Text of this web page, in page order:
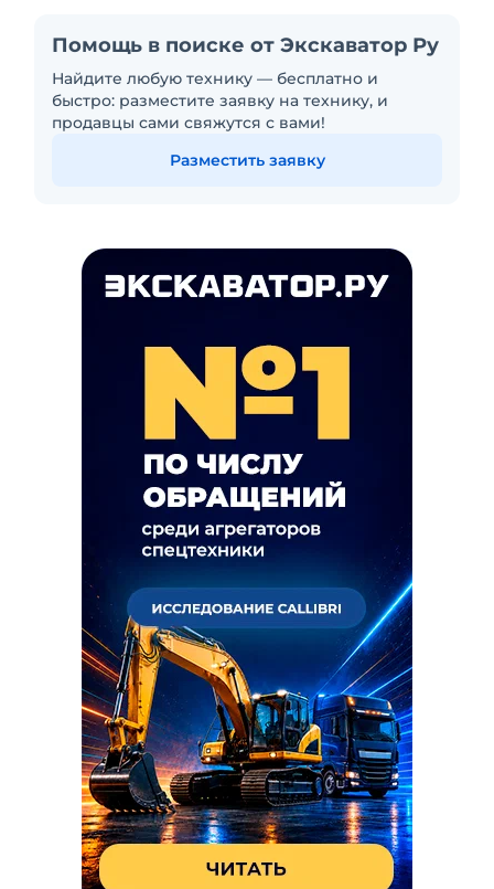
Помощь в поиске от Экскаватор Ру
Найдите любую технику — бесплатно и
быстро: разместите заявку на технику, и
продавцы сами свяжутся с вами!
Разместить заявку